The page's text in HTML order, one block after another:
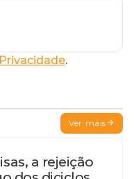
.
Ver mais
a rejeição